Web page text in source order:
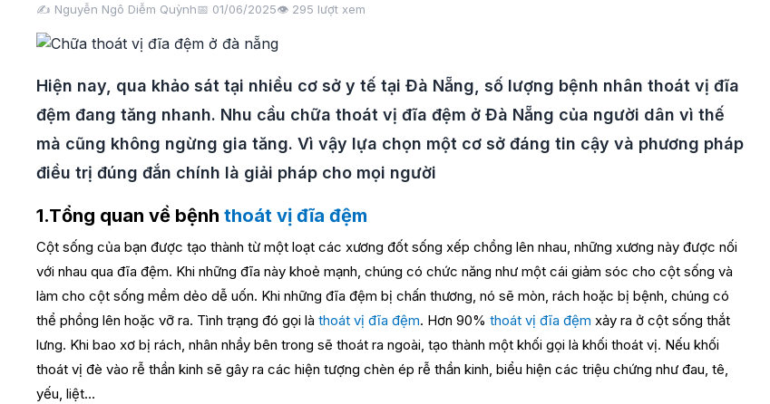
✍️ Nguyễn Ngô Diễm Quỳnh📅 01/06/2025👁️ 295 lượt xem
Hiện nay, qua khảo sát tại nhiều cơ sở y tế tại Đà Nẵng, số lượng bệnh nhân thoát vị đĩa
đệm đang tăng nhanh. Nhu cầu chữa thoát vị đĩa đệm ở Đà Nẵng của người dân vì thế
mà cũng không ngừng gia tăng. Vì vậy lựa chọn một cơ sở đáng tin cậy và phương pháp
điều trị đúng đắn chính là giải pháp cho mọi người
1.Tổng quan về bệnh thoát vị đĩa đệm
Cột sống của bạn được tạo thành từ một loạt các xương đốt sống xếp chồng lên nhau, những xương này được nối
với nhau qua đĩa đệm. Khi những đĩa này khoẻ mạnh, chúng có chức năng như một cái giảm sóc cho cột sống và
làm cho cột sống mềm dẻo dễ uốn. Khi những đĩa đệm bị chấn thương, nó sẽ mòn, rách hoặc bị bệnh, chúng có
thể phồng lên hoặc vỡ ra. Tình trạng đó gọi là thoát vị đĩa đệm. Hơn 90% thoát vị đĩa đệm xảy ra ở cột sống thắt
lưng. Khi bao xơ bị rách, nhân nhầy bên trong sẽ thoát ra ngoài, tạo thành một khối gọi là khối thoát vị. Nếu khối
thoát vị đè vào rễ thần kinh sẽ gây ra các hiện tượng chèn ép rễ thần kinh, biểu hiện các triệu chứng như đau, tê,
yếu, liệt…